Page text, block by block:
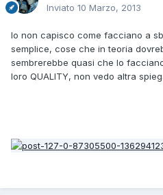
Inviato 10 Marzo, 2013
Io non capisco come facciano a
semplice, cose che in teoria
sembrerebbe quasi che lo
loro QUALITY, non vedo altra